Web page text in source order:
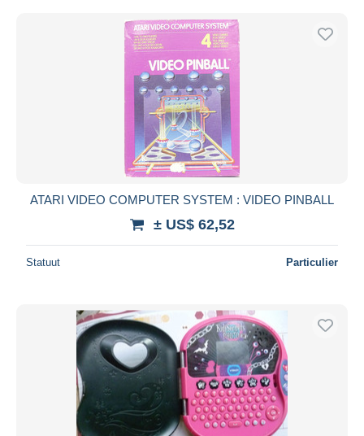
ATARI VIDEO COMPUTER SYSTEM : VIDEO PINBALL
± US$ 62,52
Statuut Particulier